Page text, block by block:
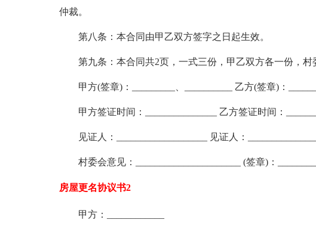
仲裁。
第八条：本合同由甲乙双方签字之日起生效。
第九条：本合同共2页，一式三份，甲乙双方各一份，村
甲方(签章)：_________、__________ 乙方(签章)：
甲方签证时间：_______________ 乙方签证时间：
见证人：___________________ 见证人：
村委会意见：______________________ (签章)：
房屋更名协议书2
甲方：____________